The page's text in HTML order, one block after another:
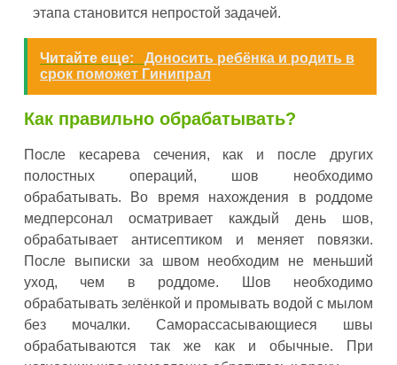
этапа становится непростой задачей.
Читайте еще:
Доносить ребёнка и родить в
срок поможет Гинипрал
Как правильно обрабатывать?
После кесарева сечения, как и после других
полостных операций, шов необходимо
обрабатывать. Во время нахождения в роддоме
медперсонал осматривает каждый день шов,
обрабатывает антисептиком и меняет повязки.
После выписки за швом необходим не меньший
уход, чем в роддоме. Шов необходимо
обрабатывать зелёнкой и промывать водой с мылом
без мочалки. Саморассасывающиеся швы
обрабатываются так же как и обычные. При